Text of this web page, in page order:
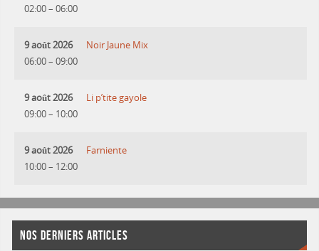
02:00– 06:00
9 août 2026
06:00– 09:00
Noir Jaune Mix
9 août 2026
09:00– 10:00
Li p’tite gayole
9 août 2026
10:00– 12:00
Farniente
NOS DERNIERS ARTICLES